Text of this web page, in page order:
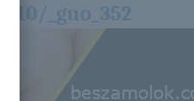
_guo_352